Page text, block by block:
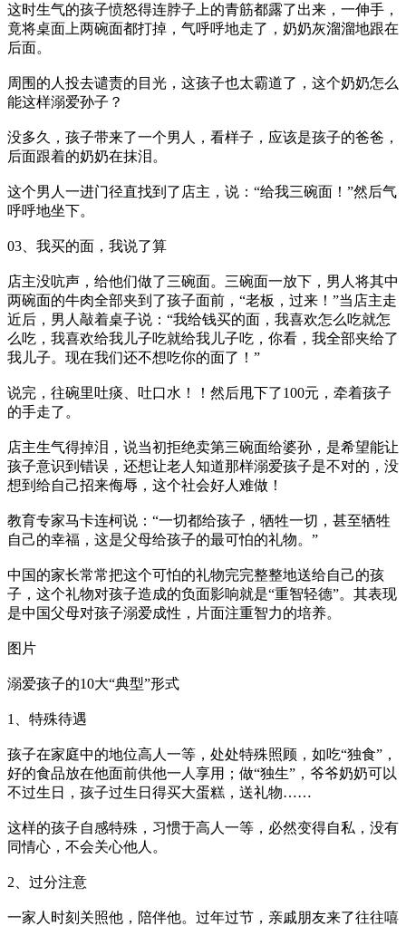
这时生气的孩子愤怒得连脖子上的青筋都露了出来，一伸手，
竟将桌面上两碗面都打掉，气呼呼地走了，奶奶灰溜溜地跟在
后面。
周围的人投去谴责的目光，这孩子也太霸道了，这个奶奶怎么
能这样溺爱孙子？
没多久，孩子带来了一个男人，看样子，应该是孩子的爸爸，
后面跟着的奶奶在抹泪。
这个男人一进门径直找到了店主，说：“给我三碗面！”然后气
呼呼地坐下。
03、我买的面，我说了算
店主没吭声，给他们做了三碗面。三碗面一放下，男人将其中
两碗面的牛肉全部夹到了孩子面前，“老板，过来！”当店主走
近后，男人敲着桌子说：“我给钱买的面，我喜欢怎么吃就怎
么吃，我喜欢给我儿子吃就给我儿子吃，你看，我全部夹给了
我儿子。现在我们还不想吃你的面了！”
说完，往碗里吐痰、吐口水！！然后甩下了100元，牵着孩子
的手走了。
店主生气得掉泪，说当初拒绝卖第三碗面给婆孙，是希望能让
孩子意识到错误，还想让老人知道那样溺爱孩子是不对的，没
想到给自己招来侮辱，这个社会好人难做！
教育专家马卡连柯说：“一切都给孩子，牺牲一切，甚至牺牲
自己的幸福，这是父母给孩子的最可怕的礼物。”
中国的家长常常把这个可怕的礼物完完整整地送给自己的孩
子，这个礼物对孩子造成的负面影响就是“重智轻德”。其表现
是中国父母对孩子溺爱成性，片面注重智力的培养。
图片
溺爱孩子的10大“典型”形式
1、特殊待遇
孩子在家庭中的地位高人一等，处处特殊照顾，如吃“独食”，
好的食品放在他面前供他一人享用；做“独生”，爷爷奶奶可以
不过生日，孩子过生日得买大蛋糕，送礼物……
这样的孩子自感特殊，习惯于高人一等，必然变得自私，没有
同情心，不会关心他人。
2、过分注意
一家人时刻关照他，陪伴他。过年过节，亲戚朋友来了往往嘻